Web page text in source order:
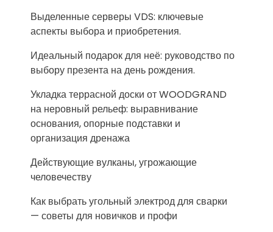
Выделенные серверы VDS: ключевые
аспекты выбора и приобретения.
Идеальный подарок для неё: руководство по
выбору презента на день рождения.
Укладка террасной доски от WOODGRAND
на неровный рельеф: выравнивание
основания, опорные подставки и
организация дренажа
Действующие вулканы, угрожающие
человечеству
Как выбрать угольный электрод для сварки
— советы для новичков и профи